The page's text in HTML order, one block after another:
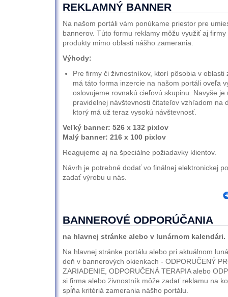
REKLAMNÝ BANNER
Na našom portáli vám ponúkame priestor pre
bannerov. Túto formu reklamy môžu využiť aj
produkty mimo oblasti nášho zamerania.
Výhody:
Pre firmy či živnostníkov, ktorí pôsobia v oblasti
má táto forma inzercie na našom portáli oveľa
oslovujeme rovnakú cieľovú skupinu. Navyše je
pravidelnej návštevnosti čitateľov vzhľadom na
ktorý má už teraz vysokú návštevnosť.
Veľký banner: 526 x 132 pixlov
Malý banner: 216 x 100 pixlov
Reagujeme aj na špeciálne požiadavky klientov.
Návrh je potrebné dodať vo finálnej elektronickej
zadať výrobu u nás.
BANNEROVÉ ODPORÚČANIA
na hlavnej stránke alebo v lunárnom kalendári.
Na hlavnej stránke portálu alebo pri aktuálnom
deň v bannerových okienkach - ODPORUČENÝ
ZARIADENIE, ODPORUČENÁ TERAPIA alebo
si firma alebo živnostník môže zadať reklamu na
spĺňa kritériá zamerania nášho portálu.